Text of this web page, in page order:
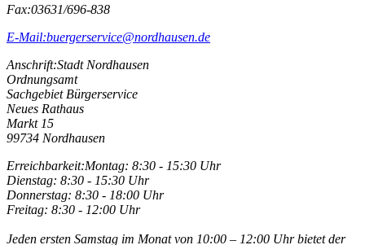
Fax:03631/696-838
E-Mail:buergerservice@nordhausen.de
Anschrift:Stadt Nordhausen
Ordnungsamt
Sachgebiet Bürgerservice
Neues Rathaus
Markt 15
99734 Nordhausen
Erreichbarkeit:Montag: 8:30 - 15:30 Uhr
Dienstag: 8:30 - 15:30 Uhr
Donnerstag: 8:30 - 18:00 Uhr
Freitag: 8:30 - 12:00 Uhr
Jeden ersten Samstag im Monat von 10:00 – 12:00 Uhr bietet der